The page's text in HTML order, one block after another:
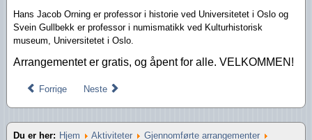
Hans Jacob Orning er professor i historie ved Universitetet i Oslo og
Svein Gullbekk er professor i numismatikk ved Kulturhistorisk
museum, Universitetet i Oslo.
Arrangementet er gratis, og åpent for alle. VELKOMMEN!
Forrige Neste
Du er her: Hjem Aktiviteter Gjennomførte arrangementer